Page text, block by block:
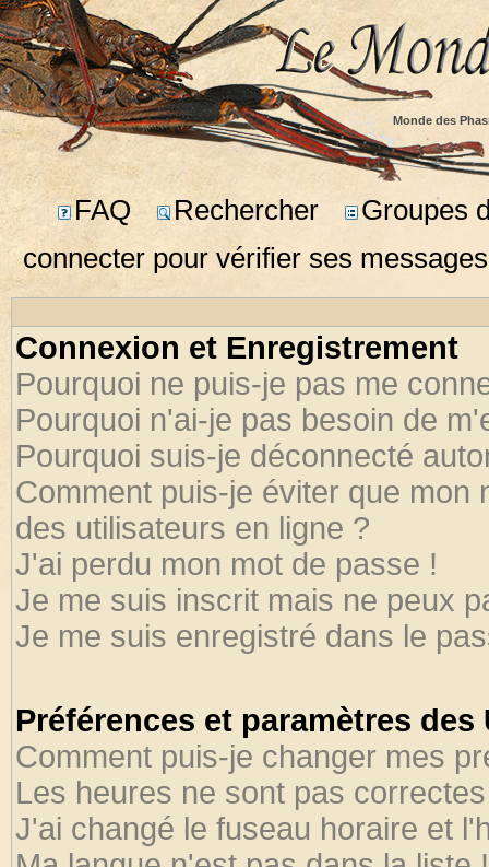
Monde des
FAQ Rechercher
Groupes
connecter pour vérifier ses
Connexion et Enregistrement
Pourquoi ne puis-je pas me
Pourquoi n'ai-je pas besoin de
Pourquoi suis-je déconnecté
Comment puis-je éviter que mon
des utilisateurs en ligne ?
J'ai perdu mon mot de passe !
Je me suis inscrit mais ne peux
Je me suis enregistré dans le
Préférences et paramètres
Comment puis-je changer mes
Les heures ne sont pas
J'ai changé le fuseau horaire et